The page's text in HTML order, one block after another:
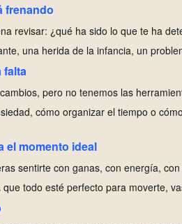
frenando
revisar: ¿qué ha sido lo que te ha
una herida de la infancia, un
falta
pero no tenemos las
cómo organizar el tiempo o
el momento ideal
sentirte con ganas, con energía,
todo esté perfecto para moverte,